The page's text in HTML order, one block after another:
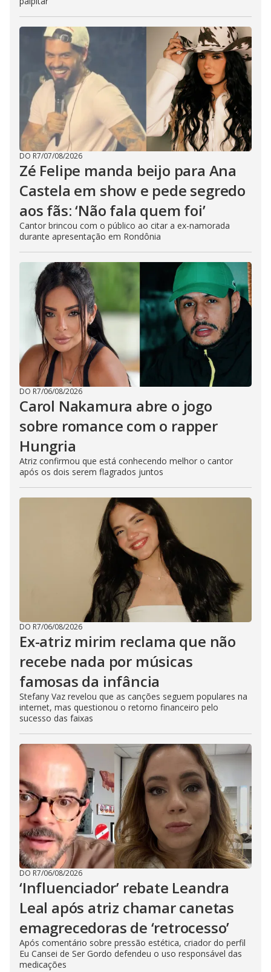
DO R7/07/08/2026
Zé Felipe manda beijo para Ana
Castela em show e pede segredo
aos fãs: ‘Não fala quem foi’
Cantor brincou com o público ao citar a ex-namorada
durante apresentação em Rondônia
DO R7/06/08/2026
Carol Nakamura abre o jogo
sobre romance com o rapper
Hungria
Atriz confirmou que está conhecendo melhor o cantor
após os dois serem flagrados juntos
DO R7/06/08/2026
Ex-atriz mirim reclama que não
recebe nada por músicas
famosas da infância
Stefany Vaz revelou que as canções seguem populares na
internet, mas questionou o retorno financeiro pelo
sucesso das faixas
DO R7/06/08/2026
‘Influenciador’ rebate Leandra
Leal após atriz chamar canetas
emagrecedoras de ‘retrocesso’
Após comentário sobre pressão estética, criador do perfil
Eu Cansei de Ser Gordo defendeu o uso responsável das
medicações